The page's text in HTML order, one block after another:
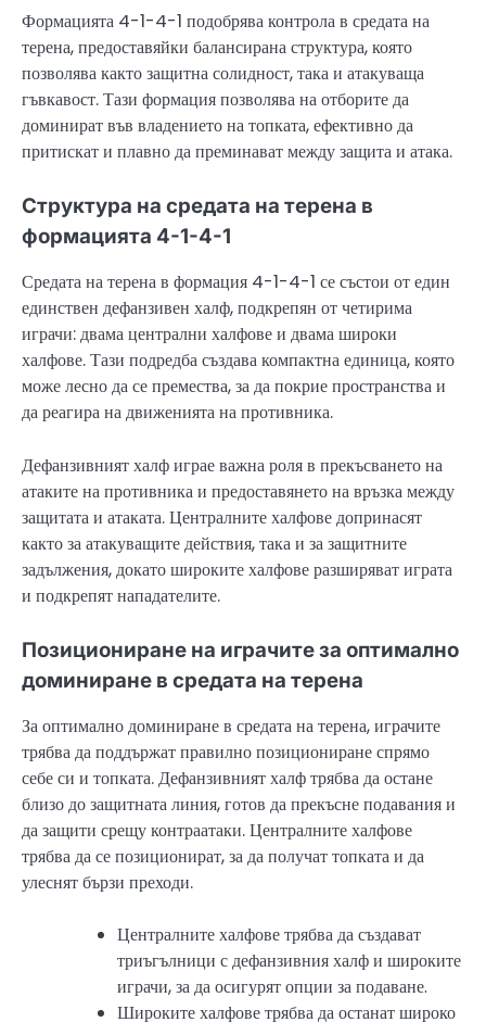
Формацията 4-1-4-1 подобрява контрола в средата на
терена, предоставяйки балансирана структура, която
позволява както защитна солидност, така и атакуваща
гъвкавост. Тази формация позволява на отборите да
доминират във владението на топката, ефективно да
притискат и плавно да преминават между защита и атака.
Структура на средата на терена в
формацията 4-1-4-1
Средата на терена в формация 4-1-4-1 се състои от един
единствен дефанзивен халф, подкрепян от четирима
играчи: двама централни халфове и двама широки
халфове. Тази подредба създава компактна единица, която
може лесно да се премества, за да покрие пространства и
да реагира на движенията на противника.
Дефанзивният халф играе важна роля в прекъсването на
атаките на противника и предоставянето на връзка между
защитата и атаката. Централните халфове допринасят
както за атакуващите действия, така и за защитните
задължения, докато широките халфове разширяват играта
и подкрепят нападателите.
Позициониране на играчите за оптимално
доминиране в средата на терена
За оптимално доминиране в средата на терена, играчите
трябва да поддържат правилно позициониране спрямо
себе си и топката. Дефанзивният халф трябва да остане
близо до защитната линия, готов да прекъсне подавания и
да защити срещу контраатаки. Централните халфове
трябва да се позиционират, за да получат топката и да
улеснят бързи преходи.
Централните халфове трябва да създават
триъгълници с дефанзивния халф и широките
играчи, за да осигурят опции за подаване.
Широките халфове трябва да останат широко